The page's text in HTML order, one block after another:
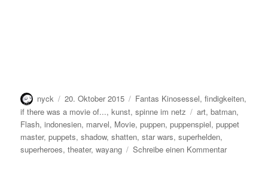
Autor
nyck
Veröffentlicht
am
20. Oktober 2015 Kategorien
Fantas Kinosessel,findigkeiten,
if there was a movie of...,kunst,spinne im netz Schlagwörter
art,batman,
Flash,indonesien, marvel, Movie,puppen,puppenspiel,puppet
master,puppets,shadow,shatten,star wars,superhelden,
superheroes,theater,wayang Schreibe einen Kommentarzu